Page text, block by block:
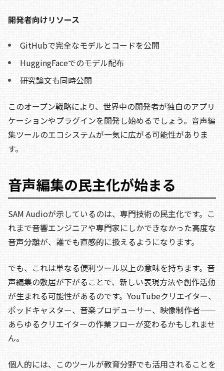
開発者向けリソース
GitHubで完全なモデルとコードを公開
HuggingFaceでのモデル配布
研究論文も同時公開
このオープン戦略により、世界中の開発者が独自のアプリ
ケーションやプラグインを開発し始めるでしょう。音声編
集ツールのエコシステムが一気に広がる可能性がありま
す。
音声編集の民主化が始まる
SAM Audioが示しているのは、専門技術の民主化です。こ
れまで音響エンジニアや専門家にしかできなかった高度な
音声分離が、誰でも直感的に扱えるようになります。
でも、これは単なる便利ツール以上の意味を持ちます。音
声編集の敷居が下がることで、新しい表現方法や創作活動
が生まれる可能性があるのです。YouTubeクリエイター、
ポッドキャスター、音楽プロデューサー、映像制作者——
あらゆるクリエイターの作業フローが変わるかもしれませ
ん。
個人的には、このツールが教育分野でも活用されることを